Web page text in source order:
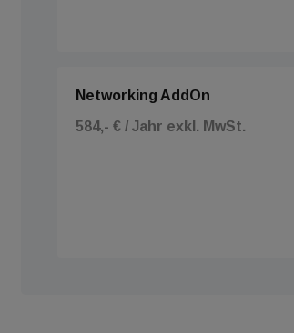
Networking AddOn
584,- € / Jahr exkl. MwSt.